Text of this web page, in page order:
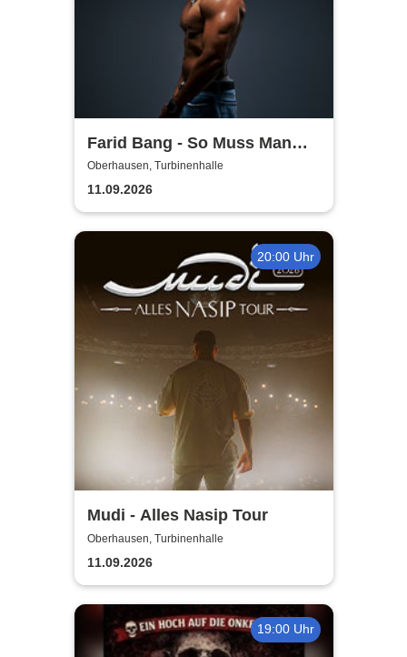
Farid Bang - So Muss Man
Gehen - Tour 2026
Oberhausen, Turbinenhalle
11.09.2026
20:00 Uhr
Mudi - Alles Nasip Tour
Oberhausen, Turbinenhalle
11.09.2026
19:00 Uhr